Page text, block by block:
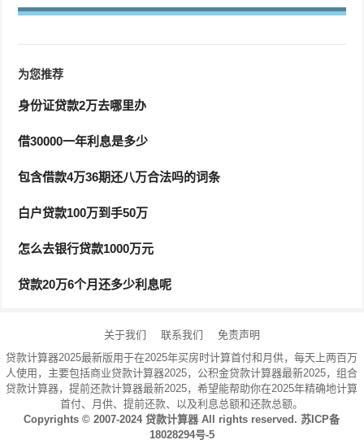
当天起一天40的利息...
律规定，约定个人借款利息的利率可适当高于银行利率，
但最高不得超过银行同类
是不会也不应该要利息的。
如果这个朋友是你认为值得相信的人，而他/她却落井下
石，这种时候有可能对方账户被骗子利用了，这种时候最
他的钱没有去投资没有去增值那是他的事，和你没关系。
你要做的就是借钱给利息。
贷款3000,分期一年,综合年化率36.0%,这是违法的吗?
为您推荐
身份证贷款2万去哪里办
借30000一年利息是多少
包含借款4万36期还八万合法吗的词条
白户贷款100万到手50万
怎么去银行贷款1000万元
贷款20万6个月还多少利息呢
关于我们 联系我们
免责声明
贷款计算器2025最新版用于在2025年买房时计算首付和月供，每天上两百万
人使用，主要包括商业贷款计算器2025，公积金贷款计算器最新2025，组合
贷款计算器，提前还款计算器最新2025，希望能帮助你在2025年精确地计算
首付、月供、提前还款、以及利息总额和还款总额。
Copyrights © 2007-2024贷款计算器 All rights reserved.苏ICP备
18028294号-5